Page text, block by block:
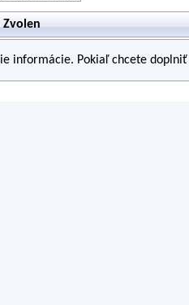
Zvolen
informácie. Pokiaľ chcete